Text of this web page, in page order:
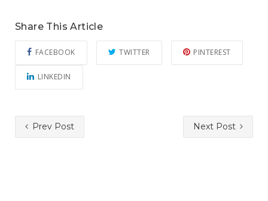
Share This Article
FACEBOOK TWITTER PINTEREST
LINKEDIN
Prev Post Next Post